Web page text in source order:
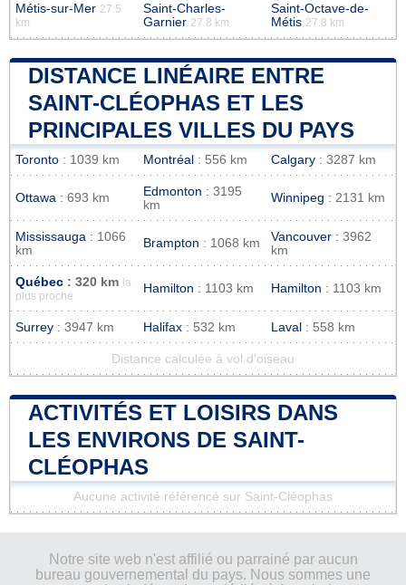
Métis-sur-Mer 27.5
km
Saint-Charles-
Garnier 27.8 km
Saint-Octave-de-
Métis 27.8 km
DISTANCE LINÉAIRE ENTRE
SAINT-CLÉOPHAS ET LES
PRINCIPALES VILLES DU PAYS
Toronto : 1039 km Montréal : 556 km Calgary : 3287 km
Ottawa : 693 km Edmonton : 3195
km
Winnipeg : 2131 km
Mississauga : 1066
km
Brampton : 1068 km Vancouver : 3962
km
Québec : 320 km
la
plus proche
Hamilton : 1103 km Hamilton : 1103 km
Surrey : 3947 km Halifax : 532 km Laval : 558 km
Distance calculée à vol d'oiseau
ACTIVITÉS ET LOISIRS DANS
LES ENVIRONS DE SAINT-
CLÉOPHAS
Aucune activité référencé sur Saint-Cléophas
Notre site web n'est affilié ou parrainé par aucun
bureau gouvernemental du pays. Nous sommes une